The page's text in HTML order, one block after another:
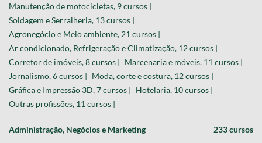
Manutenção de motocicletas, 9 cursos |
Soldagem e Serralheria, 13 cursos |
Agronegócio e Meio ambiente, 21 cursos |
Ar condicionado, Refrigeração e Climatização, 12 cursos |
Corretor de imóveis, 8 cursos | Marcenaria e móveis, 11 cursos |
Jornalismo, 6 cursos | Moda, corte e costura, 12 cursos |
Gráfica e Impressão 3D, 7 cursos | Hotelaria, 10 cursos |
Outras profissões, 11 cursos |
Administração, Negócios e Marketing 233 cursos